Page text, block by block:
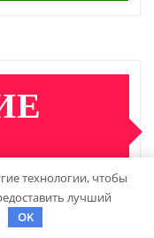
с ручным
технологии, чтобы
лучший
OK